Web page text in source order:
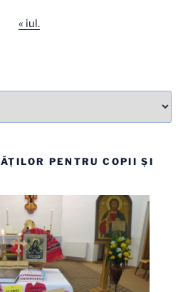
« iul.
PENTRU COPII ȘI